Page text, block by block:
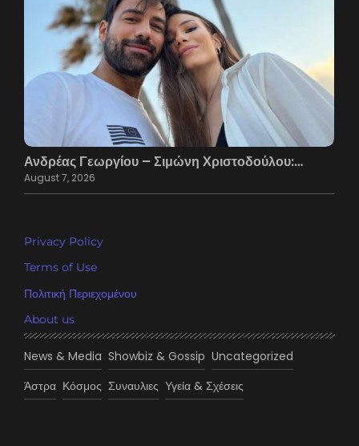
Ανδρέας Γεωργίου – Σιμώνη Χριστοδούλου:…
August 7, 2026
Privacy Policy
Terms of Use
Πολιτική Περιεχομένου
About us
News & Media Showbiz & Gossip Uncategorized
Άστρα Κόσμος Συναυλιες Υγεία & Σχέσεις